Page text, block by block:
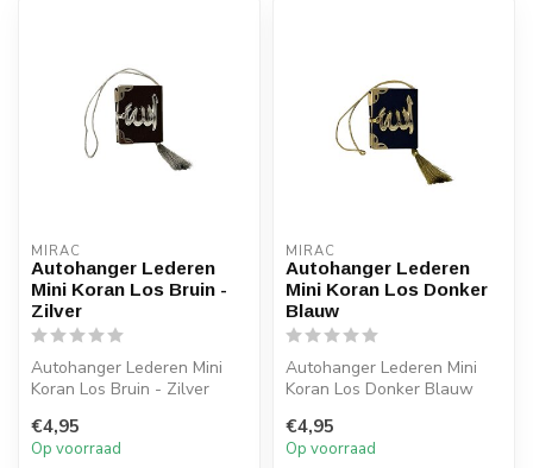
MIRAC
Autohanger Lederen
Mini Koran Los Bruin -
Zilver
Autohanger Lederen Mini
Koran Los Bruin - Zilver
€4,95
Op voorraad
MIRAC
Autohanger Lederen
Mini Koran Los Donker
Blauw
Autohanger Lederen Mini
Koran Los Donker Blauw
€4,95
Op voorraad